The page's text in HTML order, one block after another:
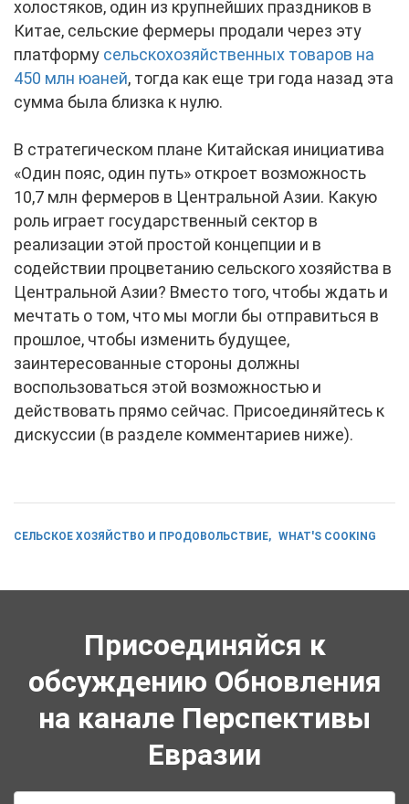
холостяков, один из крупнейших праздников в
Китае, сельские фермеры продали через эту
платформу сельскохозяйственных товаров на
450 млн юаней, тогда как еще три года назад эта
сумма была близка к нулю.
В стратегическом плане Китайская инициатива
«Один пояс, один путь» откроет возможность
10,7 млн фермеров в Центральной Азии. Какую
роль играет государственный сектор в
реализации этой простой концепции и в
содействии процветанию сельского хозяйства в
Центральной Азии? Вместо того, чтобы ждать и
мечтать о том, что мы могли бы отправиться в
прошлое, чтобы изменить будущее,
заинтересованные стороны должны
воспользоваться этой возможностью и
действовать прямо сейчас. Присоединяйтесь к
дискуссии (в разделе комментариев ниже).
СЕЛЬСКОЕ ХОЗЯЙСТВО И ПРОДОВОЛЬСТВИЕ WHAT'S COOKING
Присоединяйся к
обсуждению Обновления
на канале Перспективы
Евразии